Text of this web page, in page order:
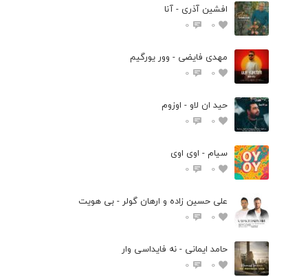
افشین آذری - آنا
0
0
مهدی فایضی - وور یورگیم
0
0
حید ان لاو - اوزوم
0
0
سیام - اوی اوی
0
0
علی حسین زاده و ارهان گولر - بی هویت
0
0
حامد ایمانی - نه فایداسی وار
0
0